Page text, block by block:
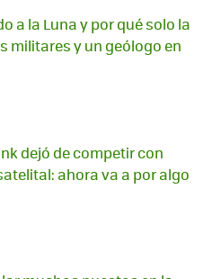
a la Luna y por qué solo la
militares y un geólogo en
dejó de competir con
ahora va a por algo